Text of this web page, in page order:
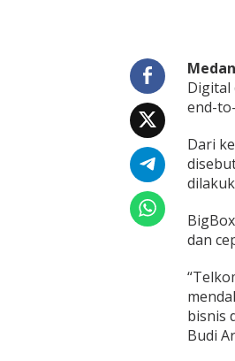
Medan
Digital
end-
Dari
dan
bisnis
Budi